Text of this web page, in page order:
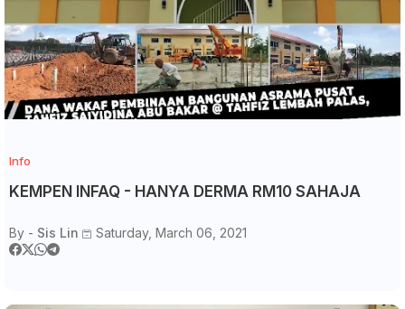
Info
KEMPEN INFAQ - HANYA DERMA RM10 SAHAJA
By - Sis Lin Saturday, March 06, 2021